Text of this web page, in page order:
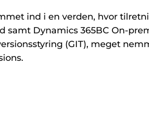
ind i en verden, hvor
Dynamics 365BC On-
(GIT), meget